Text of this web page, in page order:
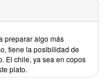
preparar algo más
tiene la posibilidad de
El chile, ya sea en copos
plato.